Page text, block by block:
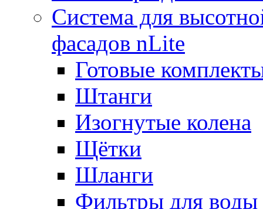
Система для
фасадов nLite
Готовые
Штанги
Изогнутые колена
Щётки
Шланги
Фильтры для воды